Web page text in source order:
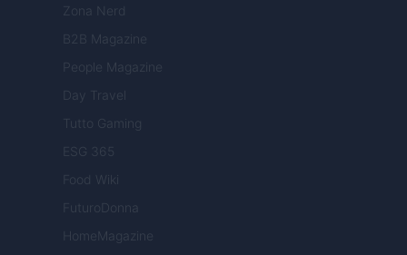
Zona Nerd
B2B Magazine
People Magazine
Day Travel
Tutto Gaming
ESG 365
Food Wiki
FuturoDonna
HomeMagazine